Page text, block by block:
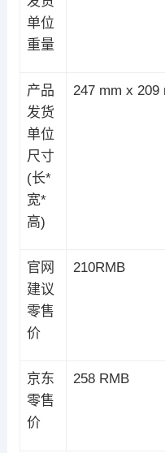
单位
重量
产品
发货
单位
尺寸
(长*
宽*
高)
247 mm x 209
官网
建议
零售
价
210RMB
京东
零售
价
258 RMB